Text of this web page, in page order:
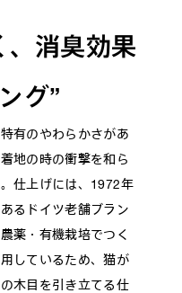
、消臭効果
グ”
有のやわらかさがあ
地の時の衝撃を和ら
仕上げには、1972年
るドイツ老舗ブラン
薬・有機栽培でつく
しているため、猫が
木目を引き立てる仕